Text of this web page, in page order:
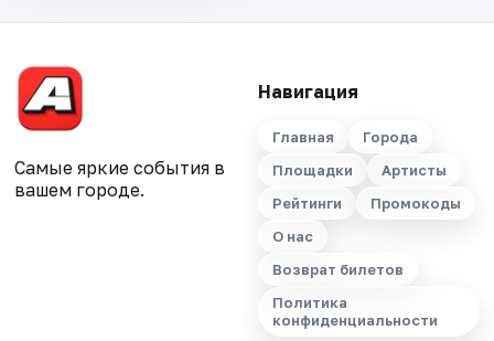
Самые яркие события в
вашем городе.
Навигация
Главная
Города
Площадки
Артисты
Рейтинги
Промокоды
О нас
Возврат билетов
Политика
конфиденциальности